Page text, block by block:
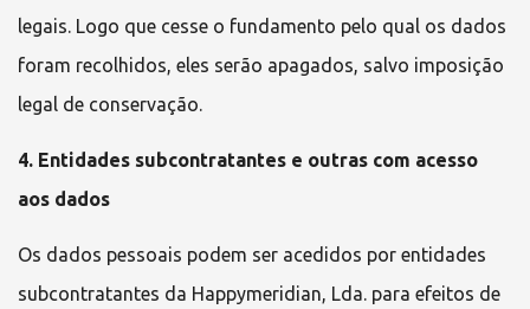
legais. Logo que cesse o fundamento pelo qual os dados
foram recolhidos, eles serão apagados, salvo imposição
legal de conservação.
4. Entidades subcontratantes e outras com acesso
aos dados
Os dados pessoais podem ser acedidos por entidades
subcontratantes da Happymeridian, Lda. para efeitos de